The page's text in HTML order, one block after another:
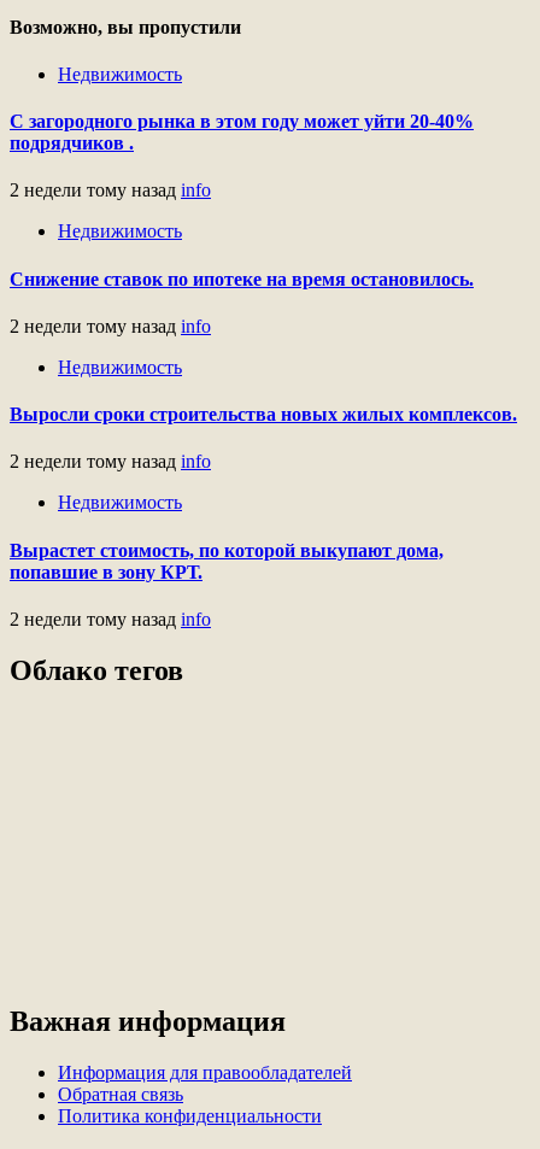
Возможно, вы пропустили
Недвижимость
С загородного рынка в этом году может уйти 20-40%
подрядчиков .
2 недели тому назад info
Недвижимость
Снижение ставок по ипотеке на время остановилось.
2 недели тому назад info
Недвижимость
Выросли сроки строительства новых жилых комплексов.
2 недели тому назад info
Недвижимость
Вырастет стоимость, по которой выкупают дома,
попавшие в зону КРТ.
2 недели тому назад info
Облако тегов
Важная информация
Информация для правообладателей
Обратная связь
Политика конфиденциальности